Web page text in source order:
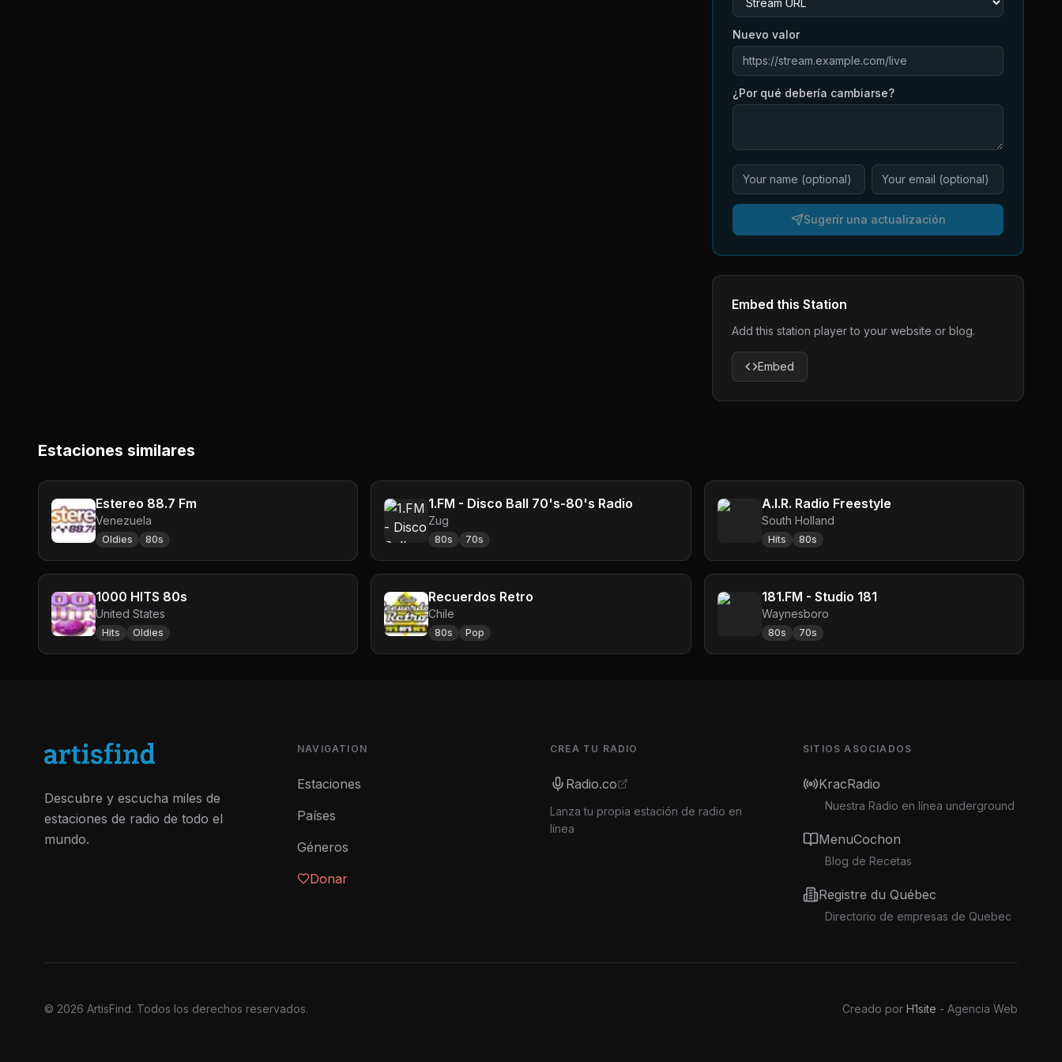
Nuevo valor
¿Por qué debería cambiarse?
Sugerir una actualización
Embed this Station
Add this station player to your website or blog.
Embed
Estaciones similares
Estereo 88.7 Fm
Venezuela
Oldies 80s
1.FM - Disco Ball 70's-80's Radio
Zug
80s 70s
A.I.R. Radio Freestyle
South Holland
Hits 80s
1000 HITS 80s
United States
Hits Oldies
Recuerdos Retro
Chile
80s Pop
181.FM - Studio 181
Waynesboro
80s 70s
Descubre y escucha miles de
estaciones de radio de todo el
mundo.
NAVIGATION
Estaciones
Países
Géneros
Donar
CREA TU RADIO
Radio.co
Lanza tu propia estación de radio en
línea
SITIOS ASOCIADOS
KracRadio
Nuestra Radio en línea underground
MenuCochon
Blog de Recetas
Registre du Québec
Directorio de empresas de Quebec
© 2026 ArtisFind. Todos los derechos reservados. Creado por H1site - Agencia Web